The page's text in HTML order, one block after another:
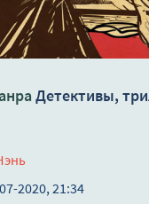
Детективы,
2020, 21:34